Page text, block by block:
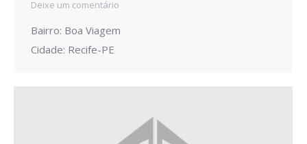
Deixe um comentário
Bairro: Boa Viagem
Cidade: Recife-PE